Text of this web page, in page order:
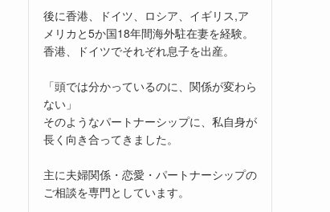
後に香港、ドイツ、ロシア、イギリス,ア
メリカと5か国18年間海外駐在妻を経験。
香港、ドイツでそれぞれ息子を出産。
「頭では分かっているのに、関係が変わら
ない」
そのようなパートナーシップに、私自身が
長く向き合ってきました。
主に夫婦関係・恋愛・パートナーシップの
ご相談を専門としています。